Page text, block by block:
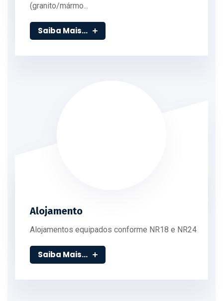
(granito/mármo...
Saiba Mais...
Alojamento
Alojamentos equipados conforme NR18 e NR24
Saiba Mais...